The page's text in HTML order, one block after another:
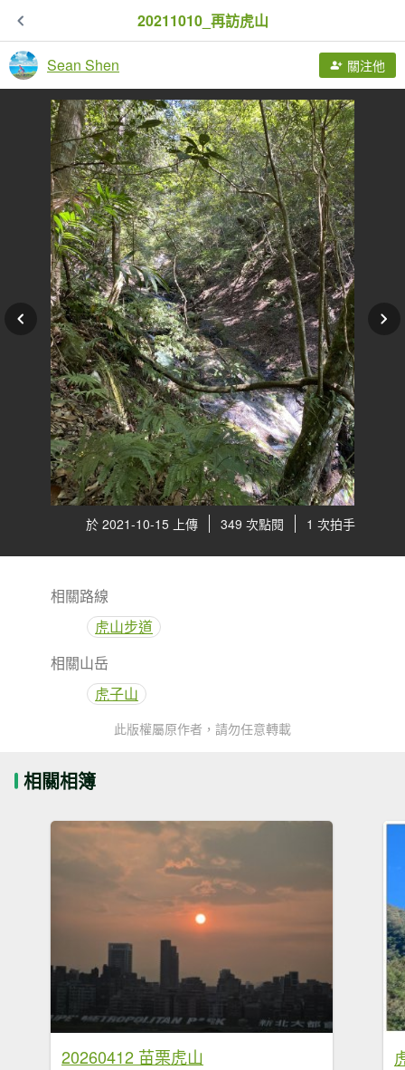
20211010_再訪虎山
Sean Shen 關注他
於 2021-10-15 上傳 349 次點閱 1 次拍手
相關路線
虎山步道
相關山岳
虎子山
此版權屬原作者，請勿任意轉載
相關相簿
20260412 苗栗虎山